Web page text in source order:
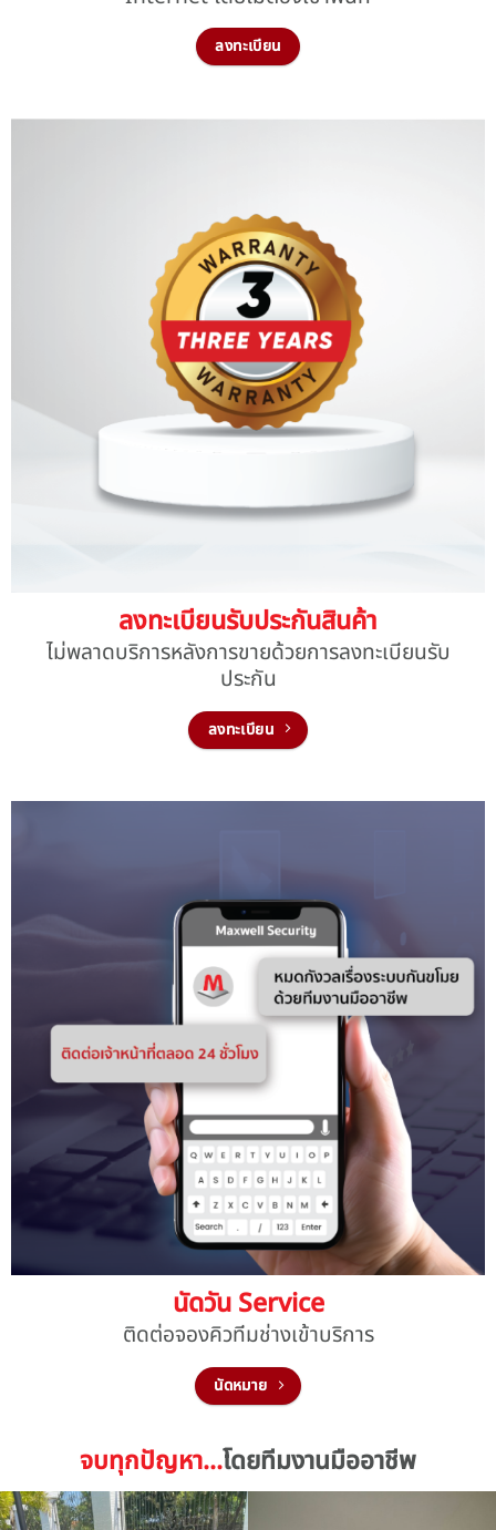
ลงทะเบียน
ลงทะเบียนรับประกันสินค้า
ไม่พลาดบริการหลังการขายด้วยการลงทะเบียนรับ
ประกัน
ลงทะเบียน
นัดวัน Service
ติดต่อจองคิวทีมช่างเข้าบริการ
นัดหมาย
จบทุกปัญหา…โดยทีมงานมืออาชีพ